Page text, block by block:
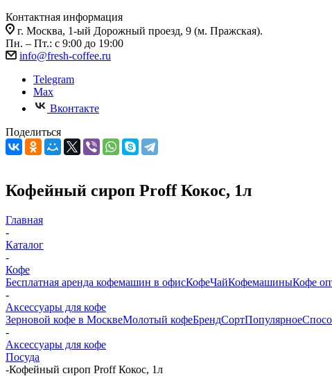
Контактная информация
г. Москва, 1-ый Дорожный проезд, 9 (м. Пражская).
Пн. – Пт.: с 9:00 до 19:00
info@fresh-coffee.ru
Telegram
Max
Вконтакте
Поделиться
Кофейный сироп Proff Кокос, 1л
Главная
-
Каталог
-
Кофе
Бесплатная аренда кофемашин в офисКофеЧайКофемашиныКофе
-
Аксессуары для кофе
Зерновой кофе в МосквеМолотый кофеБрендСортПопулярное
-
Аксессуары для кофе
Посуда
-Кофейный сироп Proff Кокос, 1л